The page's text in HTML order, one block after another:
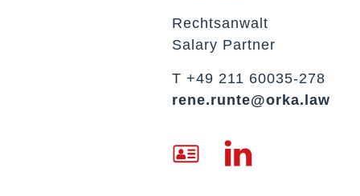
Rechtsanwalt
Salary Partner
T +49 211 60035-278
rene.runte@orka.law